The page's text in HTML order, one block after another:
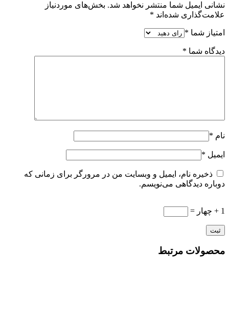
نشانی ایمیل شما منتشر نخواهد شد. بخش‌های موردنیاز
علامت‌گذاری شده‌اند *
امتیاز شما *
دیدگاه شما *
نام *
ایمیل *
ذخیره نام، ایمیل و وبسایت من در مرورگر برای زمانی که
دوباره دیدگاهی می‌نویسم.
1 + چهار =
محصولات مرتبط